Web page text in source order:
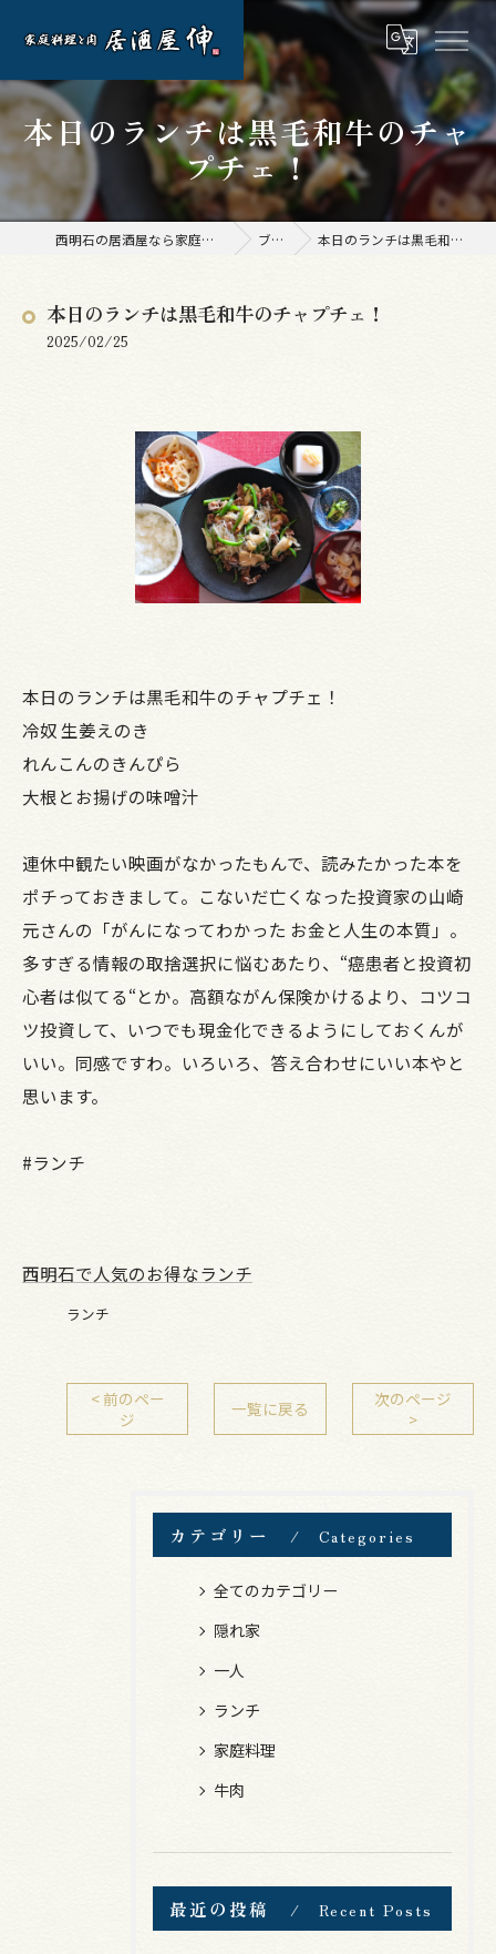
本日のランチは黒毛和牛のチャ
プチェ！
西明石の居酒屋なら家庭料理と肉 居酒屋 伸 ブログ 本日のランチは黒毛和牛のチャプチェ！
本日のランチは黒毛和牛のチャプチェ！
2025/02/25
本日のランチは黒毛和牛のチャプチェ！
冷奴 生姜えのき
れんこんのきんぴら
大根とお揚げの味噌汁
連休中観たい映画がなかったもんで、読みたかった本を
ポチっておきまして。こないだ亡くなった投資家の山崎
元さんの「がんになってわかった お金と人生の本質」。
多すぎる情報の取捨選択に悩むあたり、“癌患者と投資初
心者は似てる“とか。高額ながん保険かけるより、コツコ
ツ投資して、いつでも現金化できるようにしておくんが
いい。同感ですわ。いろいろ、答え合わせにいい本やと
思います。
#ランチ
西明石で人気のお得なランチ
ランチ
< 前のペー
ジ
一覧に戻る
次のページ
>
カテゴリー Categories
全てのカテゴリー
隠れ家
一人
ランチ
家庭料理
牛肉
最近の投稿 Recent Posts